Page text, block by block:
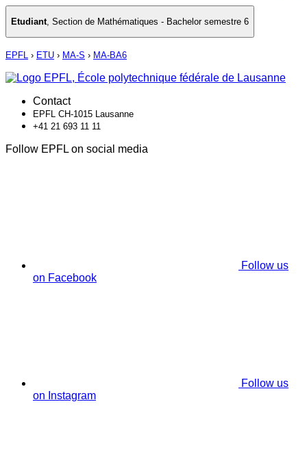
Etudiant, Section de Mathématiques - Bachelor semestre 6
EPFL › ETU › MA-S › MA-BA6
Contact
EPFL CH-1015 Lausanne
+41 21 693 11 11
Follow EPFL on social media
Follow us
on Facebook
Follow us
on Instagram